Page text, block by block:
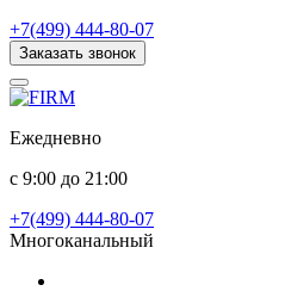
+7(499) 444-80-07
Заказать звонок
Ежедневно
с 9:00 до 21:00
+7(499) 444-80-07
Многоканальный